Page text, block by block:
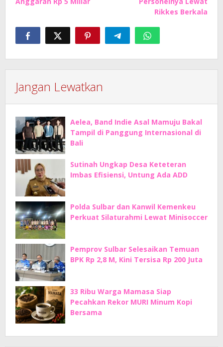
Rikkes Berkala
Jangan Lewatkan
Aelea, Band Indie Asal Mamuju Bakal
Tampil di Panggung Internasional di
Bali
Sutinah Ungkap Desa Keteteran
Imbas Efisiensi, Untung Ada ADD
Polda Sulbar dan Kanwil Kemenkeu
Perkuat Silaturahmi Lewat Minisoccer
Pemprov Sulbar Selesaikan Temuan
BPK Rp 2,8 M, Kini Tersisa Rp 200 Juta
33 Ribu Warga Mamasa Siap
Pecahkan Rekor MURI Minum Kopi
Bersama